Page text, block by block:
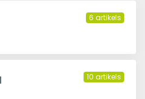
6 artikels
10 artikels